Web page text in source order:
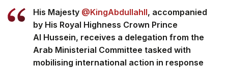
His Majesty @KingAbdullahII, accompanied
by His Royal Highness Crown Prince
Al Hussein, receives a delegation from the
Arab Ministerial Committee tasked with
mobilising international action in response